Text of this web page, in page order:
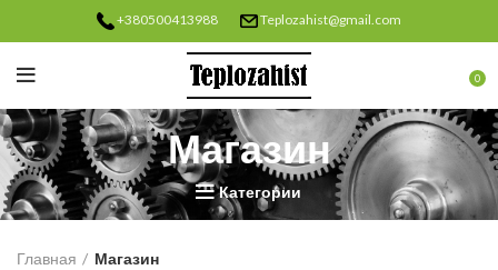
+380500413988 Teplozahist@gmail.com
0
Магазин
Категории
Главная Магазин